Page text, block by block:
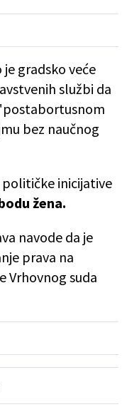
gradsko veće
službi da
bez naučnog
političke inicijative
žena.
navode da je
prava na
Vrhovnog suda